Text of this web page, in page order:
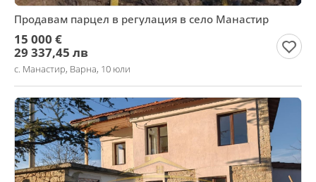
Продавам парцел в регулация в село Манастир
15 000 €
29 337,45 лв
с. Манастир, Варна, 10 юли